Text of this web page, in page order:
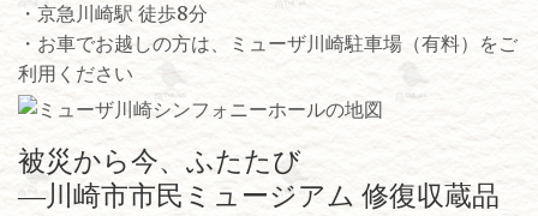
・京急川崎駅 徒歩8分
・お車でお越しの方は、ミューザ川崎駐車場（有料）をご
利用ください
被災から今、ふたたび
―川崎市市民ミュージアム 修復収蔵品